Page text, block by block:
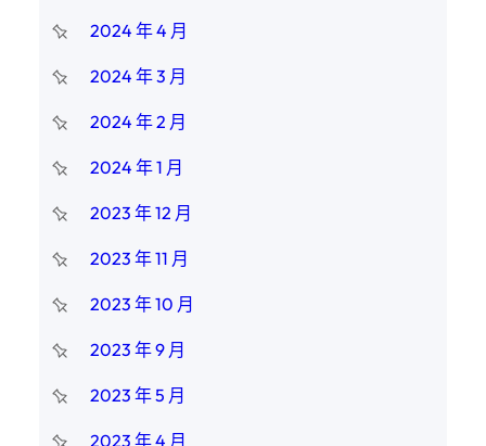
2024 年 4 月
2024 年 3 月
2024 年 2 月
2024 年 1 月
2023 年 12 月
2023 年 11 月
2023 年 10 月
2023 年 9 月
2023 年 5 月
2023 年 4 月